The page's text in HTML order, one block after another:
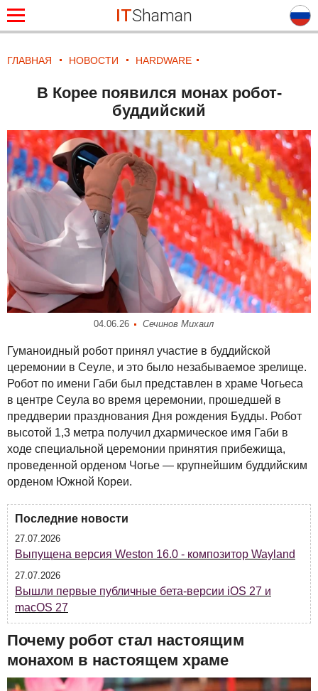
ITShaman
ГЛАВНАЯ НОВОСТИ HARDWARE
В Корее появился монах робот-
буддийский
04.06.26 Сечинов Михаил
Гуманоидный робот принял участие в буддийской
церемонии в Сеуле, и это было незабываемое зрелище.
Робот по имени Габи был представлен в храме Чогьеса
в центре Сеула во время церемонии, прошедшей в
преддверии празднования Дня рождения Будды. Робот
высотой 1,3 метра получил дхармическое имя Габи в
ходе специальной церемонии принятия прибежища,
проведенной орденом Чогье — крупнейшим буддийским
орденом Южной Кореи.
Последние новости
27.07.2026
Выпущена версия Weston 16.0 - композитор Wayland
27.07.2026
Вышли первые публичные бета-версии iOS 27 и
macOS 27
Почему робот стал настоящим
монахом в настоящем храме